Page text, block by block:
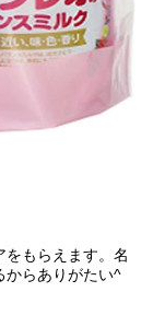
をもらえます。名
からありがたい^